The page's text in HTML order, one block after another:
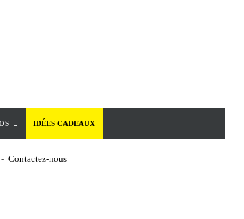
IDÉES CADEAUX
- Contactez-nous